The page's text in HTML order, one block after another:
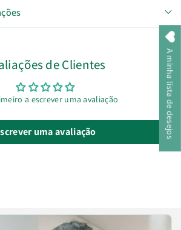
de Clientes
a escrever uma avaliação
uma avaliação A minha lista de desejos